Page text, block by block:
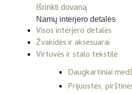
Išrinkti dovaną
Namų interjero detalės
Visos interjero detalės
Žvakidės ir aksesuarai
Virtuvės ir stalo tekstilė
Daugkartiniai
Prijuostės,